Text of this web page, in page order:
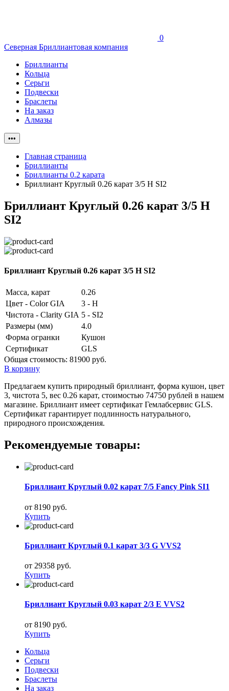
0
Северная Бриллиантовая компания
Бриллианты
Кольца
Серьги
Подвески
Браслеты
На заказ
Алмазы
•••
Главная страница
Бриллианты
Бриллианты 0.2 карата
Бриллиант Круглый 0.26 карат 3/5 H SI2
Бриллиант Круглый 0.26 карат 3/5 H
SI2
Бриллиант Круглый 0.26 карат 3/5 H SI2
Масса, карат
0.26
Цвет - Color GIA
3 - H
Чистота - Clarity GIA 5 - SI2
Размеры (мм)
4.0
Форма огранки
Кушон
Сертификат
GLS
Общая стоимость: 81900 руб.
В корзину
Предлагаем купить природный бриллиант, форма кушон, цвет
3, чистота 5, вес 0.26 карат, стоимостью 74750 рублей в нашем
магазине. Бриллиант имеет сертификат Гемлабсервис GLS.
Сертификат гарантирует подлинность натурального,
природного происхождения.
Рекомендуемые товары:
Бриллиант Круглый 0.02 карат 7/5 Fancy Pink SI1
от 8190 руб.
Купить
Бриллиант Круглый 0.1 карат 3/3 G VVS2
от 29358 руб.
Купить
Бриллиант Круглый 0.03 карат 2/3 E VVS2
от 8190 руб.
Купить
Кольца
Серьги
Подвески
Браслеты
На заказ